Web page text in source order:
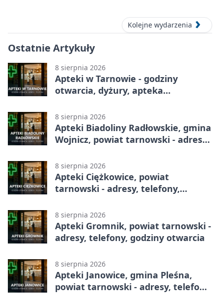
Kolejne wydarzenia
Ostatnie Artykuły
8 sierpnia 2026
Apteki w Tarnowie - godziny
otwarcia, dyżury, apteka
8 sierpnia 2026
Apteki Biadoliny Radłowskie, gmina
Wojnicz, powiat tarnowski - adresy,
8 sierpnia 2026
Apteki Ciężkowice, powiat
tarnowski - adresy, telefony,
8 sierpnia 2026
Apteki Gromnik, powiat tarnowski -
adresy, telefony, godziny otwarcia
8 sierpnia 2026
Apteki Janowice, gmina Pleśna,
powiat tarnowski - adresy, telefony,